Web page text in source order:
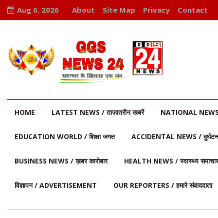
Aug 6, 2026 About Site Map Privacy Contact
HOME LATEST NEWS / ताज़ातरीन खबरें NATIONAL NEWS
EDUCATION WORLD / शिक्षा जगत ACCIDENTAL NEWS /
BUSINESS NEWS / ख़बर कारोबार HEALTH NEWS / स्वास्थ्य समाचार
विज्ञापन / ADVERTISEMENT OUR REPORTERS / हमारे संवाददाता